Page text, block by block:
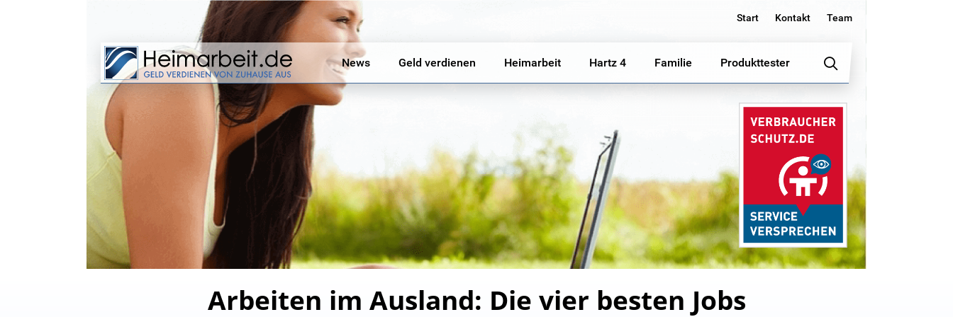
Start Kontakt Team
News Geld verdienen Heimarbeit Hartz 4 Familie Produkttester
Arbeiten im Ausland: Die vier besten Jobs